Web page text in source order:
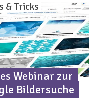
& Tricks
Webinar zur
Bildersuche